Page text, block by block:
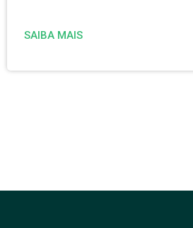
SAIBA MAIS